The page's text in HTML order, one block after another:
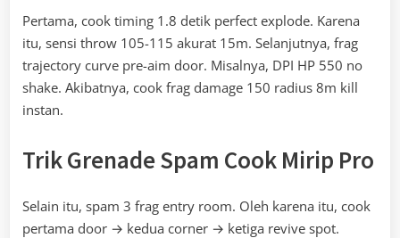
Pertama, cook timing 1.8 detik perfect explode. Karena
itu, sensi throw 105-115 akurat 15m. Selanjutnya, frag
trajectory curve pre-aim door. Misalnya, DPI HP 550 no
shake. Akibatnya, cook frag damage 150 radius 8m kill
instan.
Trik Grenade Spam Cook Mirip Pro
Selain itu, spam 3 frag entry room. Oleh karena itu, cook
pertama door → kedua corner → ketiga revive spot.